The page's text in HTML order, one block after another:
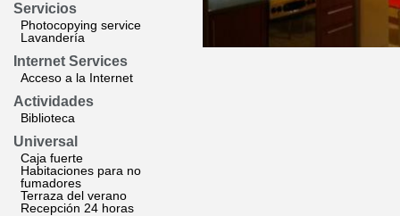
Servicios
Photocopying service
Lavandería
Internet Services
Acceso a la Internet
Actividades
Biblioteca
Universal
Caja fuerte
Habitaciones para no
fumadores
Terraza del verano
Recepción 24 horas